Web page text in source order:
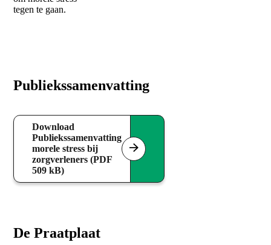
tegen te gaan.
Publiekssamenvatting
Download
Publiekssamenvatting
morele stress bij
zorgverleners (PDF
509 kB)
De Praatplaat